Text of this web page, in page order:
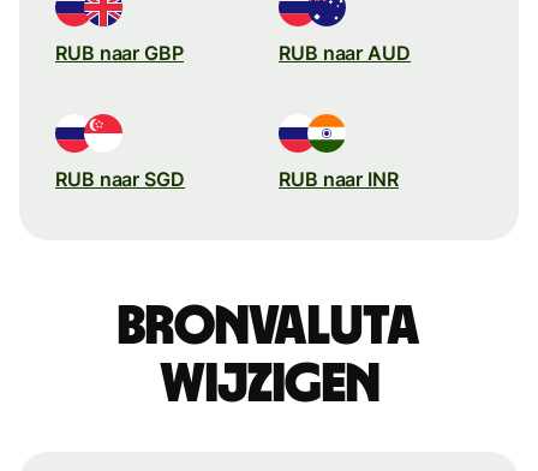
RUB naar GBP RUB naar AUD
RUB naar SGD RUB naar INR
Bronvaluta
wijzigen